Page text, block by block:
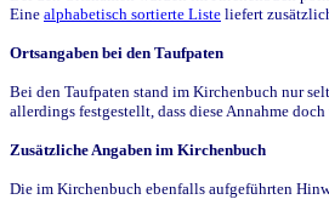
Eine alphabetisch sortierte Liste liefert
Ortsangaben bei den Taufpaten
Bei den Taufpaten stand im Kirchenbuch nur
allerdings festgestellt, dass diese Annahme
Zusätzliche Angaben im Kirchenbuch
Die im Kirchenbuch ebenfalls aufgeführten